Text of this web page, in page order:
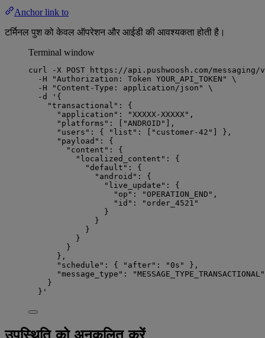
Anchor link to
टर्मिनल पुश को केवल ऑपरेशन और आईडी की आवश्यकता होती है।
Terminal window
curl -X POST
https://api.pushwoosh.com/
-H
"Authorization: Token YOUR_API_TOKEN "
\
-H
" Content-Type: application/json "
\
-d
' {
"transactional": {
"application": "XXXXX-XXXXX",
"platforms": ["ANDROID"],
"users": { "list": ["customer-42"] },
"payload": {
"content": {
"localized_content": {
"default": {
"android": {
"live_update": {
"op": "OPERATION_END",
"id": "order_4521"
}
}
}
}
}
},
"schedule": { "after": "0s" },
"message_type": "MESSAGE_TYPE_TRANSACTIONAL"
}
} '